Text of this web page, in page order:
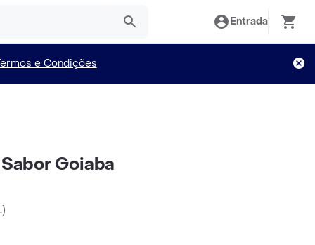
Entrada
e Condições
Goiaba
)